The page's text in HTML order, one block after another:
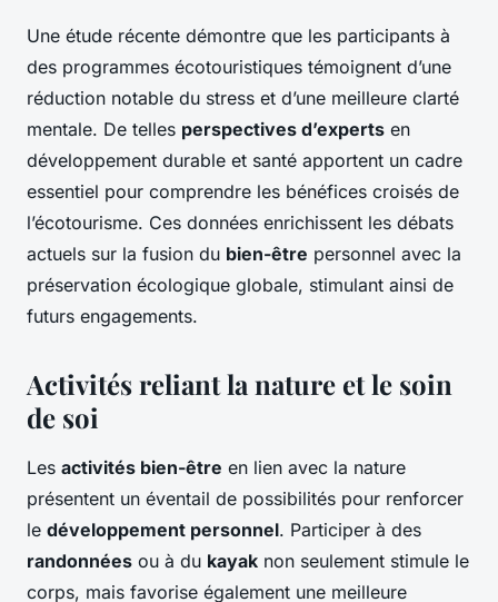
Une étude récente démontre que les participants à
des programmes écotouristiques témoignent d’une
réduction notable du stress et d’une meilleure clarté
mentale. De telles perspectives d’experts en
développement durable et santé apportent un cadre
essentiel pour comprendre les bénéfices croisés de
l’écotourisme. Ces données enrichissent les débats
actuels sur la fusion du bien-être personnel avec la
préservation écologique globale, stimulant ainsi de
futurs engagements.
Activités reliant la nature et le soin
de soi
Les activités bien-être en lien avec la nature
présentent un éventail de possibilités pour renforcer
le développement personnel. Participer à des
randonnées ou à du kayak non seulement stimule le
corps, mais favorise également une meilleure